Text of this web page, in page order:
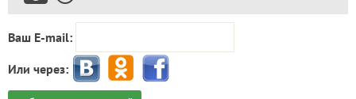
Ваш E-mail:
Или через: